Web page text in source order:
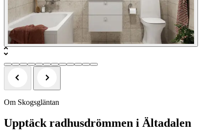
Om Skogsgläntan
Upptäck radhusdrömmen i Ältadalen